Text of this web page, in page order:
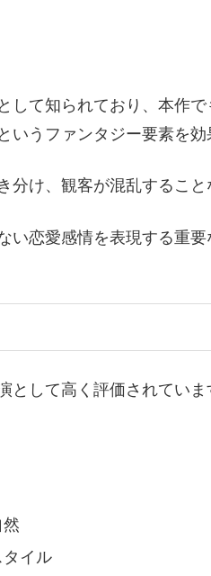
して知られており、本作
うファンタジー要素を効
け、観客が混乱するこ
恋愛感情を表現する重
として高く評価されていま
タイル